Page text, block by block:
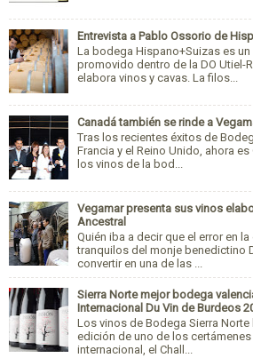
Entrevista a Pablo Ossorio de
La bodega Hispano+Suizas es
promovido dentro de la DO Utiel-
elabora vinos y cavas. La filos...
Canadá también se rinde a
Tras los recientes éxitos de
Francia y el Reino Unido, ahora
los vinos de la bod...
Vegamar presenta sus vinos
Ancestral
Quién iba a decir que el error en
tranquilos del monje benedictino
convertir en una de las ...
Sierra Norte mejor bodega
Internacional Du Vin de Burdeos
Los vinos de Bodega Sierra
edición de uno de los certámenes
internacional, el Chall...